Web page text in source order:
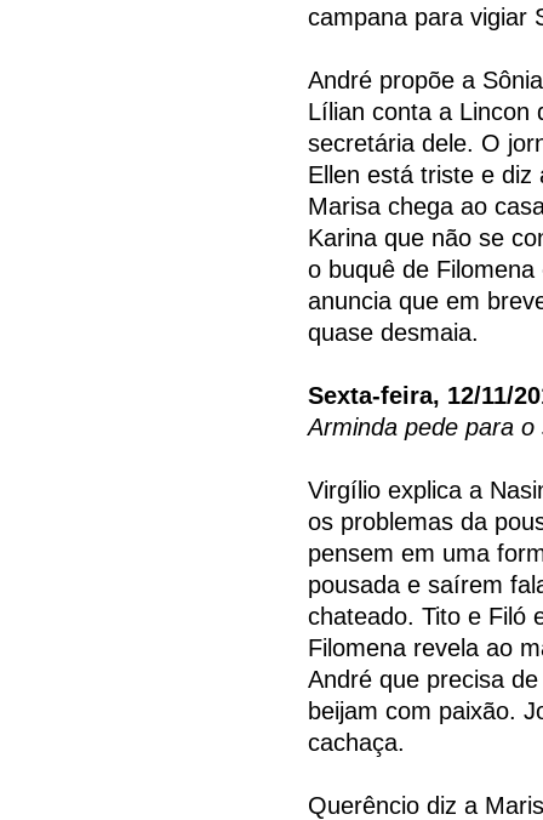
campana para vigiar
André propõe a
Lílian conta a Lincon
secretária dele. O
Ellen está triste e diz
Marisa chega ao
Karina que não se
o buquê de
anuncia que em
quase desmaia.
Sexta-feira, 12/11/
Arminda pede para
Virgílio explica a
os problemas da
pensem em uma
pousada e saírem
chateado. Tito e Filó
Filomena revela ao
André que precisa
beijam com paixão.
cachaça.
Querêncio diz a